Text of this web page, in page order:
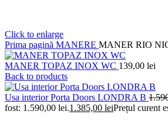
Click to enlarge
Prima pagină MANERE MANER RIO
MANER TOPAZ INOX WC 139,00 lei
Back to products
Usa interior Porta Doors LONDRA B
fost: 1.590,00 lei.1.385,00 leiPrețul curent